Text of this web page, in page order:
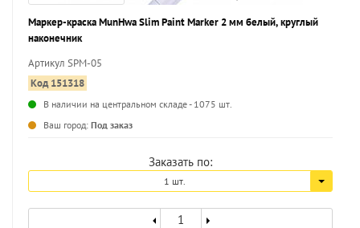
Маркер-краска MunHwa Slim Paint Marker 2 мм белый, круглый
наконечник
Артикул SPM-05
Код 151318
В наличии на центральном складе - 1075 шт.
Ваш город: Под заказ
Заказать по:
1 шт.